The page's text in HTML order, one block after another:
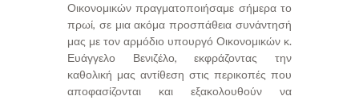
Οικονομικών πραγματοποιήσαμε σήμερα το
πρωί, σε μια ακόμα προσπάθεια συνάντησή
μας με τον αρμόδιο υπουργό Οικονομικών κ.
Ευάγγελο Βενιζέλο, εκφράζοντας την
καθολική μας αντίθεση στις περικοπές που
αποφασίζονται και εξακολουθούν να